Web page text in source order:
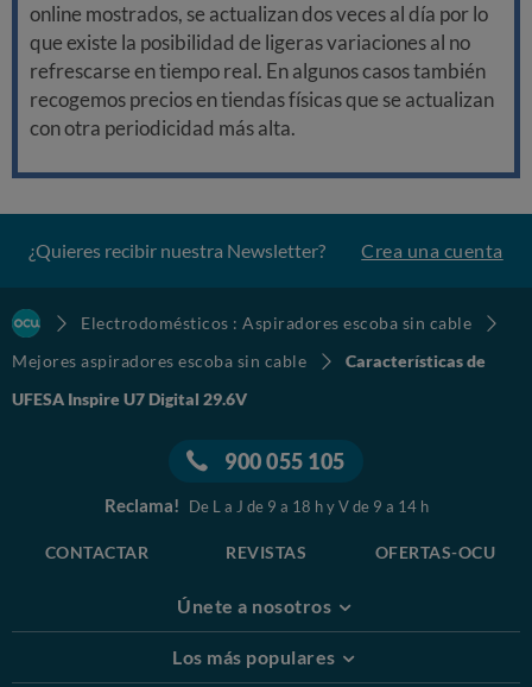
online mostrados, se actualizan dos veces al día por lo
que existe la posibilidad de ligeras variaciones al no
refrescarse en tiempo real. En algunos casos también
recogemos precios en tiendas físicas que se actualizan
con otra periodicidad más alta.
¿Quieres recibir nuestra Newsletter? Crea una cuenta
Electrodomésticos : Aspiradores escoba sin cable
Mejores aspiradores escoba sin cable
Características de
UFESA Inspire U7 Digital 29.6V
900 055 105
Reclama! De L a J de 9 a 18 h y V de 9 a 14 h
CONTACTAR REVISTAS OFERTAS-OCU
Únete a nosotros
Los más populares